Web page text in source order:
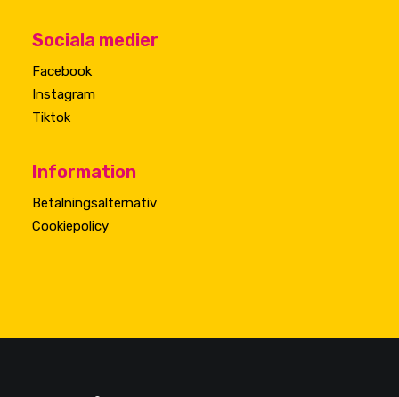
Sociala medier
Facebook
Instagram
Tiktok
Information
Betalningsalternativ
Cookiepolicy